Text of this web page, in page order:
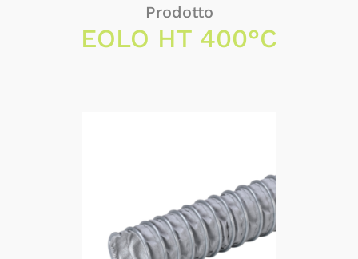
Prodotto
EOLO HT 400°C